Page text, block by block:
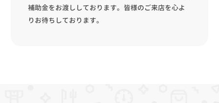
補助金をお渡ししております。皆様のご来店を心よ
りお待ちしております。